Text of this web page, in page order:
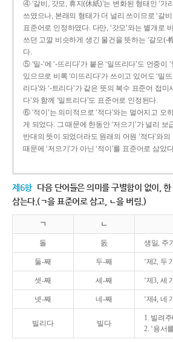
④ ‘갈비, 갓모, 휴지(休紙)’는 변화된 형태인 ‘가
쓰였으나, 본래의 형태가 더 널리 쓰이므로 ‘갈
표준어로 인정하였다. 다만, ‘갓모’와는 별개로
쓰던 고깔 비슷하게 생긴 물건을 뜻하는 ‘갈모(-
다.
⑤ ‘밀-’에 ‘-뜨리다’가 붙은 ‘밀뜨리다’도 언중이
있으므로 비록 ‘미뜨리다’가 쓰이고 있어도 ‘밀
리다’와 ‘-트리다’가 같은 뜻의 복수 표준어 접미
다’와 함께 ‘밀트리다’도 표준어로 인정된다.
⑥ ‘적이’는 의미적으로 ‘적다’와는 멀어지고 오
게 되었다. 그 때문에 한동안 ‘저으기’가 널리
반대의 뜻이 되었더라도 원래의 어원 ‘적다’와의
때문에 ‘저으기’가 아닌 ‘적이’를 표준어로 삼았
제6항 다음 단어들은 의미를 구별함이 없이,
삼는다.(ㄱ을 표준어로 삼고, ㄴ을 버림.)
ㄱ ㄴ
돌 돐 생일, 주
둘-째 두-째 ‘제2, 두
셋-째 세-째 ‘제3, 세
넷-째 네-째 ‘제4, 네
빌리다 빌다
1. 빌려
2. ‘용서